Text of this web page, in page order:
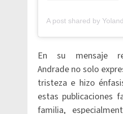
En su mensaje
Andrade no solo
tristeza e hizo
estas publicaciones
familia,